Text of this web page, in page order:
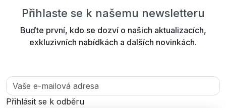
Přihlaste se k našemu newsletteru
Buďte první, kdo se dozví o našich aktualizacích,
exkluzivních nabídkách a dalších novinkách.
Přihlásit se k odběru